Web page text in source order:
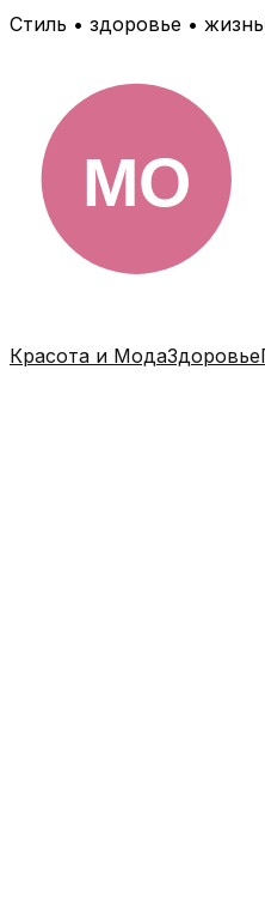
Перейти
содержимому
Стиль • здоровье • жизнь
Красота и МодаЗдоровье